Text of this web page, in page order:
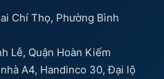
Chí Thọ, Phường Bình
Lễ, Quận Hoàn Kiếm
A4, Handinco 30, Đại lộ